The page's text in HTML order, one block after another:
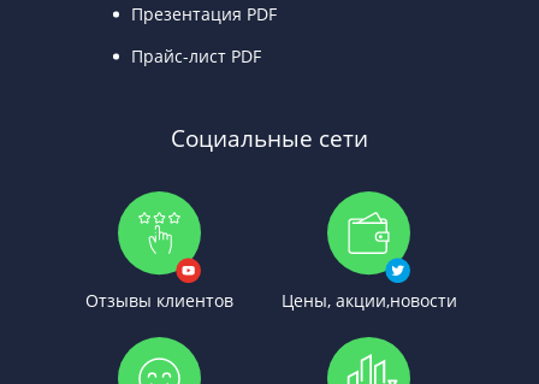
Презентация PDF
Прайс-лист PDF
Социальные сети
Отзывы клиентов Цены, акции,новости